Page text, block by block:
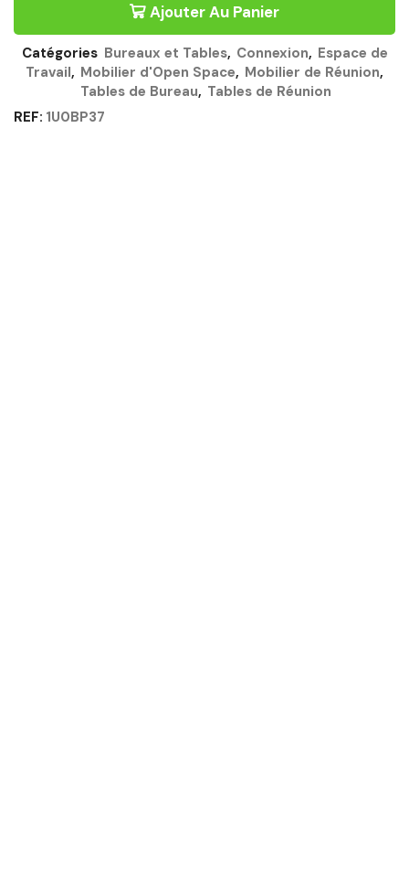
-
GAUTIER
OFFICE
Quantité
Ajouter Au Panier
Catégories Bureaux et Tables, Connexion, Espace de
Travail, Mobilier d'Open Space, Mobilier de Réunion,
Tables de Bureau, Tables de Réunion
REF: 1U0BP37